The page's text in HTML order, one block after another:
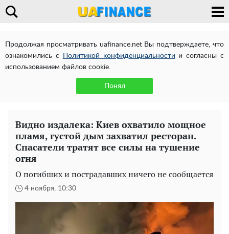
Продолжая просматривать uafinance.net Вы подтверждаете, что
ознакомились с
Политикой конфиденциальности и согласны с
использованием файлов cookie.
Понял
Видно издалека: Киев охватило мощное
пламя, густой дым захватил ресторан.
Спасатели тратят все силы на тушение
огня
О погибших и пострадавших ничего не сообщается
4 ноября, 10:30